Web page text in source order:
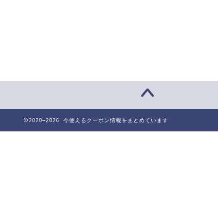
2020–2026 今使えるクーポン情報をまとめています